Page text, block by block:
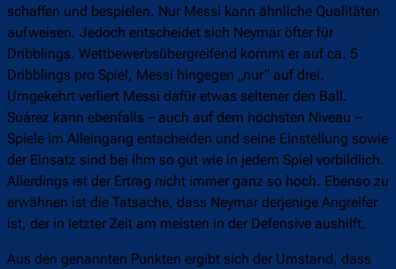
schaffen und bespielen. Nur Messi kann ähnliche Qualitäten
aufweisen. Jedoch entscheidet sich Neymar öfter für
Dribblings. Wettbewerbsübergreifend kommt er auf ca. 5
Dribblings pro Spiel, Messi hingegen „nur“ auf drei.
Umgekehrt verliert Messi dafür etwas seltener den Ball.
Suárez kann ebenfalls – auch auf dem höchsten Niveau –
Spiele im Alleingang entscheiden und seine Einstellung sowie
der Einsatz sind bei ihm so gut wie in jedem Spiel vorbildlich.
Allerdings ist der Ertrag nicht immer ganz so hoch. Ebenso zu
erwähnen ist die Tatsache, dass Neymar derjenige Angreifer
ist, der in letzter Zeit am meisten in der Defensive aushilft.
Aus den genannten Punkten ergibt sich der Umstand, dass